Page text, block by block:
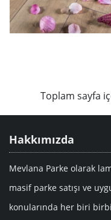
Toplam sayfa
Hakkımızda
Mevlana Parke olarak
masif parke satışı ve
konularında her biri